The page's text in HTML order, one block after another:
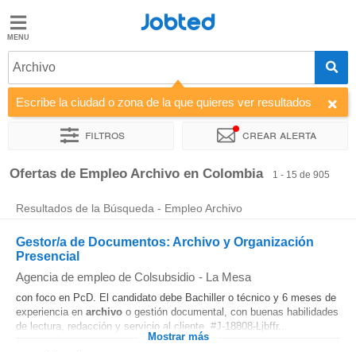
Jobted
Ofertas
de
empleo
Salarios
Jobted
Archivo
Escribe la ciudad o zona de la que quieres ver resultados
Filtros Crear alerta
Ordenar por Empresa Agencia de empleo Horas de
Ofertas de Empleo Archivo en Colombia 1 - 15 de 905
Resultados de la Búsqueda - Empleo Archivo
Gestor/a de Documentos: Archivo y Organización
Presencial
Agencia de empleo de Colsubsidio - La Mesa
con foco en PcD. El candidato debe Bachiller o técnico y 6 meses de
experiencia en archivo o gestión documental, con buenas habilidades
de lectura, redacción y servicio al cliente. #J-18808-Ljbffr...
Mostrar más